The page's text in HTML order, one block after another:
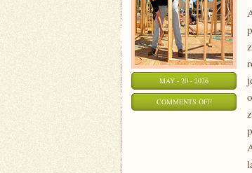
MAY - 20 - 2026
COMMENTS OFFON